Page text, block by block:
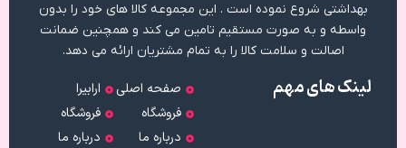
لینک های مهم
صفحه اصلی
فروشگاه
درباره ما
ارابیرا
فروشگاه
درباره ما
بهداشتی شروع نموده است . این مجموعه کالا های خود را بدون
واسطه و به صورت مستقیم تامین می کند و همچنین ضمانت
اصالت و سلامت کالا را به تمام مشتریان ارائه می دهد.